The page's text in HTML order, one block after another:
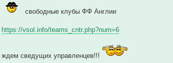
свободные клубы ФФ Англии
https://vsol.info/teams_cntr.php?num=6
ждем сведущих управленцев!!!